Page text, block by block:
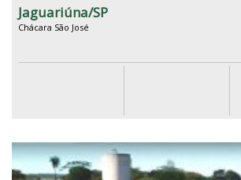
Jaguariúna/SP
Chácara São José